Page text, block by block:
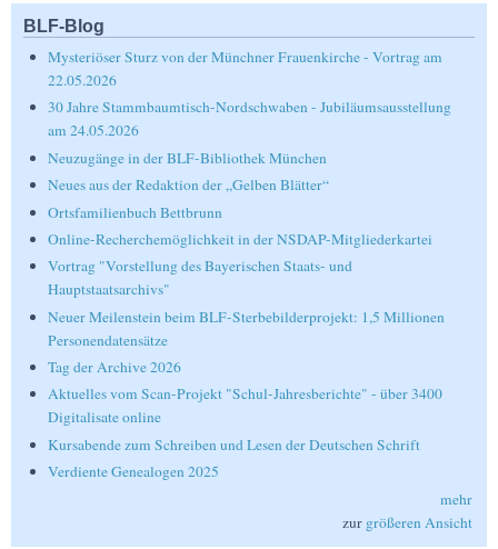
BLF-Blog
Mysteriöser Sturz von der Münchner Frauenkirche - Vortrag am
22.05.2026
30 Jahre Stammbaumtisch-Nordschwaben - Jubiläumsausstellung
am 24.05.2026
Neuzugänge in der BLF-Bibliothek München
Neues aus der Redaktion der „Gelben Blätter“
Ortsfamilienbuch Bettbrunn
Online-Recherchemöglichkeit in der NSDAP-Mitgliederkartei
Vortrag "Vorstellung des Bayerischen Staats- und
Hauptstaatsarchivs"
Neuer Meilenstein beim BLF-Sterbebilderprojekt: 1,5 Millionen
Personendatensätze
Tag der Archive 2026
Aktuelles vom Scan-Projekt "Schul-Jahresberichte" - über 3400
Digitalisate online
Kursabende zum Schreiben und Lesen der Deutschen Schrift
Verdiente Genealogen 2025
mehr
zur größeren Ansicht